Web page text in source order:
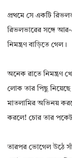
প্রথমে সে একটি
রিভলভারের সঙ্গে
নিমন্ত্রণ বাড়িতে গেল।
অনেক রাতে নিমন্ত্রণ
লোক তার পিছু
মাতলামির অভিনয়
করলে! চোর তার পকেট
তারপর ভোগেল উঠে